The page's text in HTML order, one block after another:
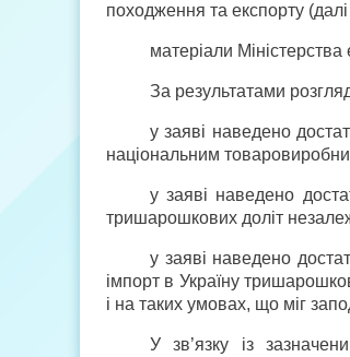
походження та експорту
матеріали
За результатами
у заяві наведено
національним
у заяві наведено
тришарошкових доліт
у заяві наведено
імпорт в Україну
і на таких умовах, що міг
У зв’язку із